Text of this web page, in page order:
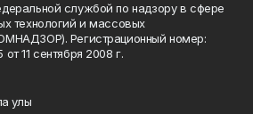
службой по надзору в сфере
технологий и массовых
Регистрационный номер:
11 сентября 2008 г.
улы